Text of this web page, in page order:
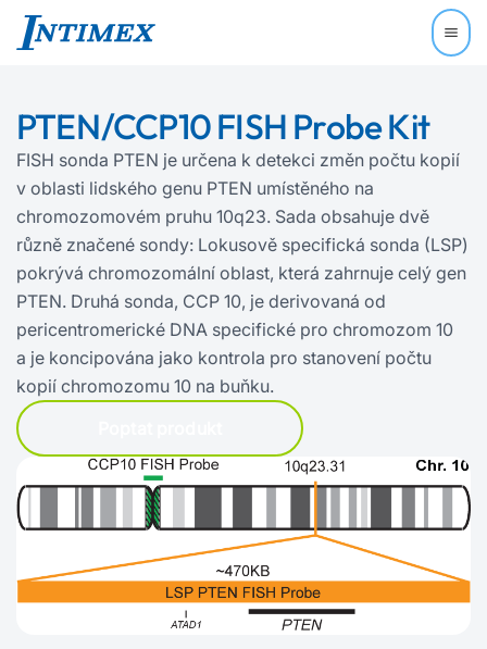
PTEN/CCP10 FISH Probe Kit
FISH sonda PTEN je určena k detekci změn počtu kopií
v oblasti lidského genu PTEN umístěného na
chromozomovém pruhu 10q23. Sada obsahuje dvě
různě značené sondy: Lokusově specifická sonda (LSP)
pokrývá chromozomální oblast, která zahrnuje celý gen
PTEN. Druhá sonda, CCP 10, je derivovaná od
pericentromerické DNA specifické pro chromozom 10
a je koncipována jako kontrola pro stanovení počtu
kopií chromozomu 10 na buňku.